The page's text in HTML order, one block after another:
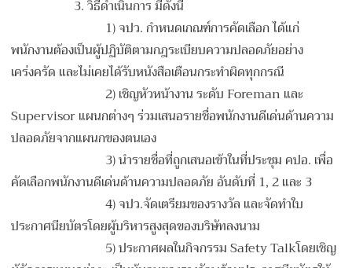
3.วิธีดำเนินการ มีดังนี้
1) จปว. กำหนดเกณฑ์การคัดเลือก ได้แก่
พนักงานต้องเป็นผู้ปฏิบัติตามกฎระเบียบความปลอดภัยอย่าง
เคร่งครัด และไม่เคยได้รับหนังสือเตือนกระทำผิดทุกกรณี
2) เชิญหัวหน้างาน ระดับ Foreman และ
Supervisor แผนกต่างๆ ร่วมเสนอรายชื่อพนักงานดีเด่นด้านความ
ปลอดภัยจากแผนกของตนเอง
3) นำรายชื่อที่ถูกเสนอเข้าในที่ประชุม คปอ. เพื่อ
คัดเลือกพนักงานดีเด่นด้านความปลอดภัย อันดับที่ 1, 2 และ 3
4) จปว.จัดเตรียมของรางวัล และจัดทำใบ
ประกาศนียบัตรโดยผู้บริหารสูงสุดของบริษัทลงนาม
5) ประกาศผลในกิจกรรม Safety Talkโดยเชิญ